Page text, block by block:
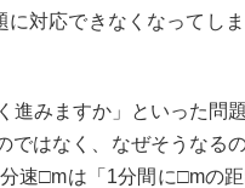
対応できなくなってし
みますか」といった問
はなく、なぜそうなる
速□mは「1分間に□mの